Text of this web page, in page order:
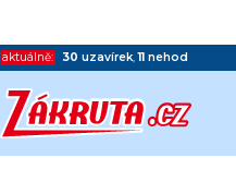
aktuálně: 30 uzavírek,11 nehod